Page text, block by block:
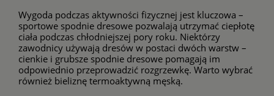
Wygoda podczas aktywności fizycznej jest kluczowa –
sportowe spodnie dresowe pozwalają utrzymać ciepłotę
ciała podczas chłodniejszej pory roku. Niektórzy
zawodnicy używają dresów w postaci dwóch warstw –
cienkie i grubsze spodnie dresowe pomagają im
odpowiednio przeprowadzić rozgrzewkę. Warto wybrać
również bieliznę termoaktywną męską.